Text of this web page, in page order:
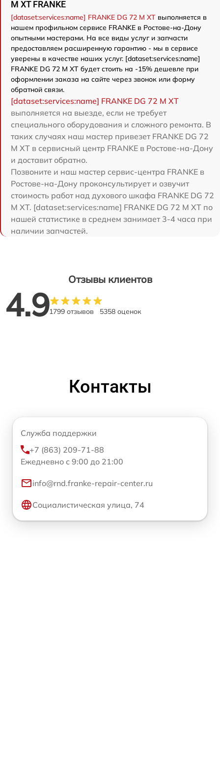
M XT FRANKE
[dataset:services:name] FRANKE DG 72 M XT выполняется в
нашем профильном сервисе FRANKE в Ростове-на-Дону
опытными мастерами. На все виды услуг и запчасти
предоставляем расширенную гарантию - мы в сервисе
уверены в качестве наших услуг. [dataset:services:name]
FRANKE DG 72 M XT будет стоить на -15% дешевле при
оформлении заказа на сайте через звонок или форму
обратной связи.
[dataset:services:name] FRANKE DG 72 M XT
выполняется на выезде, если не требует
специального оборудования и сложного ремонта. В
таких случаях наш мастер привезет FRANKE DG 72
M XT в сервисный центр FRANKE в Ростове-на-Дону
и доставит обратно.
Позвоните и наш мастер сервис-центра FRANKE в
Ростове-на-Дону проконсультирует и озвучит
стоимость работ над духового шкафа FRANKE DG 72
M XT. [dataset:services:name] FRANKE DG 72 M XT по
нашей статистике в среднем занимает 3-4 часа при
наличии запчастей.
Отзывы клиентов
4.91799 отзывов 5358 оценок
Контакты
Служба поддержки
+7 (863) 209-71-88
Ежедневно с 9:00 до 21:00
info@rnd.franke-repair-center.ru
Социалистическая улица, 74